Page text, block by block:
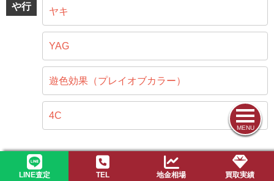
MENU
LINE査定 TEL 地金相場 買取実績
や行 ヤキ
YAG
遊色効果（プレイオブカラー）
4C
ら行 ラピスラズリ